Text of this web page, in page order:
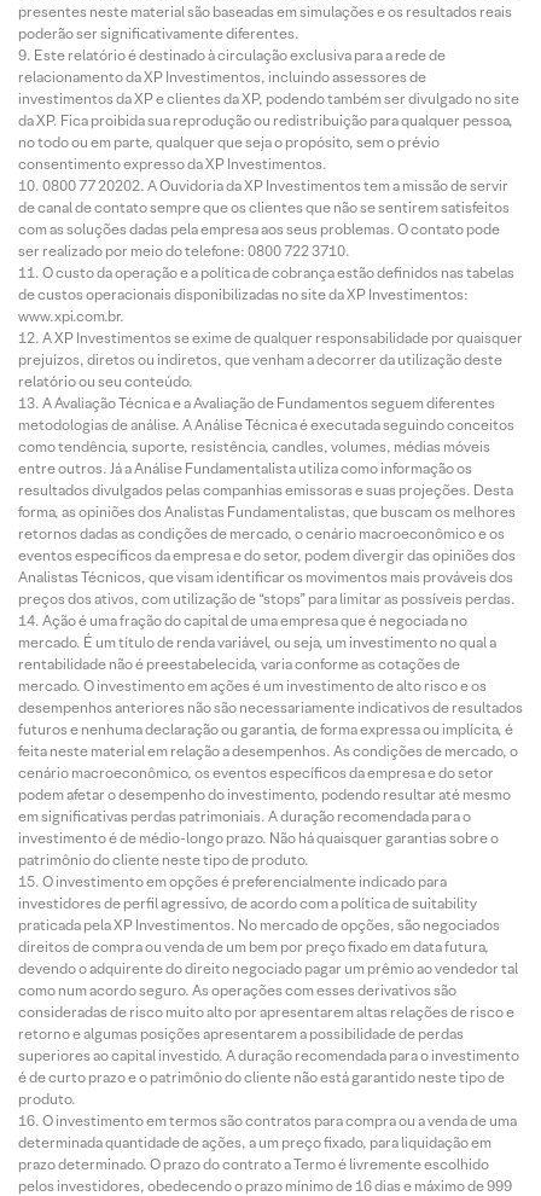
presentes neste material são baseadas em simulações e os resultados reais
poderão ser significativamente diferentes.
Este relatório é destinado à circulação exclusiva para a rede de
relacionamento da XP Investimentos, incluindo assessores de
investimentos da XP e clientes da XP, podendo também ser divulgado no site
da XP. Fica proibida sua reprodução ou redistribuição para qualquer pessoa,
no todo ou em parte, qualquer que seja o propósito, sem o prévio
consentimento expresso da XP Investimentos.
0800 77 20202. A Ouvidoria da XP Investimentos tem a missão de servir
de canal de contato sempre que os clientes que não se sentirem satisfeitos
com as soluções dadas pela empresa aos seus problemas. O contato pode
ser realizado por meio do telefone: 0800 722 3710.
O custo da operação e a política de cobrança estão definidos nas tabelas
de custos operacionais disponibilizadas no site da XP Investimentos:
www.xpi.com.br.
A XP Investimentos se exime de qualquer responsabilidade por quaisquer
prejuízos, diretos ou indiretos, que venham a decorrer da utilização deste
relatório ou seu conteúdo.
A Avaliação Técnica e a Avaliação de Fundamentos seguem diferentes
metodologias de análise. A Análise Técnica é executada seguindo conceitos
como tendência, suporte, resistência, candles, volumes, médias móveis
entre outros. Já a Análise Fundamentalista utiliza como informação os
resultados divulgados pelas companhias emissoras e suas projeções. Desta
forma, as opiniões dos Analistas Fundamentalistas, que buscam os melhores
retornos dadas as condições de mercado, o cenário macroeconômico e os
eventos específicos da empresa e do setor, podem divergir das opiniões dos
Analistas Técnicos, que visam identificar os movimentos mais prováveis dos
preços dos ativos, com utilização de “stops” para limitar as possíveis perdas.
Ação é uma fração do capital de uma empresa que é negociada no
mercado. É um título de renda variável, ou seja, um investimento no qual a
rentabilidade não é preestabelecida, varia conforme as cotações de
mercado. O investimento em ações é um investimento de alto risco e os
desempenhos anteriores não são necessariamente indicativos de resultados
futuros e nenhuma declaração ou garantia, de forma expressa ou implícita, é
feita neste material em relação a desempenhos. As condições de mercado, o
cenário macroeconômico, os eventos específicos da empresa e do setor
podem afetar o desempenho do investimento, podendo resultar até mesmo
em significativas perdas patrimoniais. A duração recomendada para o
investimento é de médio-longo prazo. Não há quaisquer garantias sobre o
patrimônio do cliente neste tipo de produto.
O investimento em opções é preferencialmente indicado para
investidores de perfil agressivo, de acordo com a política de suitability
praticada pela XP Investimentos. No mercado de opções, são negociados
direitos de compra ou venda de um bem por preço fixado em data futura,
devendo o adquirente do direito negociado pagar um prêmio ao vendedor tal
como num acordo seguro. As operações com esses derivativos são
consideradas de risco muito alto por apresentarem altas relações de risco e
retorno e algumas posições apresentarem a possibilidade de perdas
superiores ao capital investido. A duração recomendada para o investimento
é de curto prazo e o patrimônio do cliente não está garantido neste tipo de
produto.
O investimento em termos são contratos para compra ou a venda de uma
determinada quantidade de ações, a um preço fixado, para liquidação em
prazo determinado. O prazo do contrato a Termo é livremente escolhido
pelos investidores, obedecendo o prazo mínimo de 16 dias e máximo de 999